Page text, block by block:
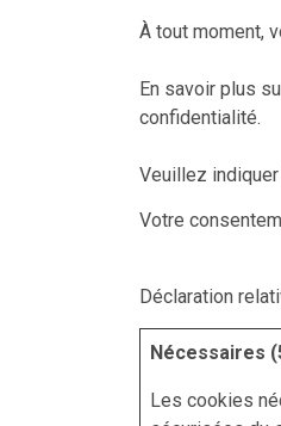
À tout moment,
En savoir plus
confidentialité.
Veuillez
Votre
Déclaration
Nécessaires
Les cookies